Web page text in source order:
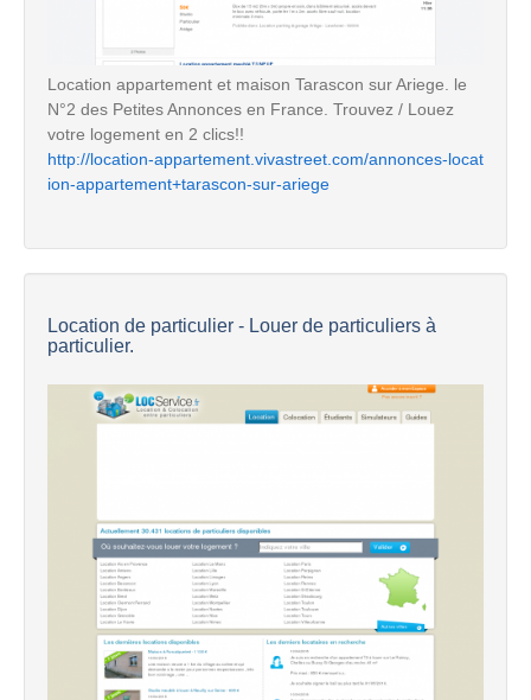
Location appartement et maison Tarascon sur Ariege. le
N°2 des Petites Annonces en France. Trouvez / Louez
votre logement en 2 clics!!
http://location-appartement.vivastreet.com/annonces-locat
ion-appartement+tarascon-sur-ariege
Location de particulier - Louer de particuliers à
particulier.